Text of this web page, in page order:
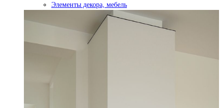
Элементы декора, мебель